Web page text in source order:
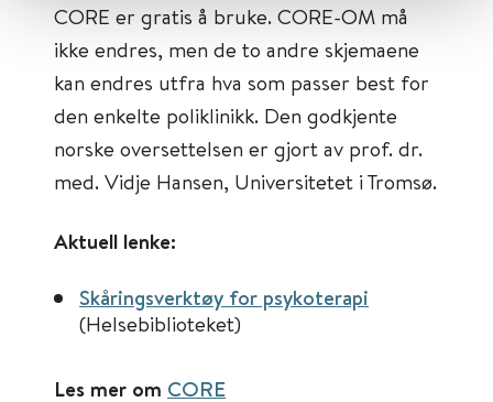
CORE er gratis å bruke. CORE-OM må
ikke endres, men de to andre skjemaene
kan endres utfra hva som passer best for
den enkelte poliklinikk. Den godkjente
norske oversettelsen er gjort av prof. dr.
med. Vidje Hansen, Universitetet i Tromsø.
Aktuell lenke:
Skåringsverktøy for psykoterapi
(Helsebiblioteket)
Les mer om CORE